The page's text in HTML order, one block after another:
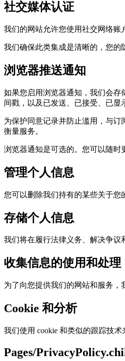
社交媒体认证
我们的网站允许您使用社交网络账
我们确保此类集成是清晰的，您的
浏览器推送通知
如果您启用浏览器通知，我们会
间戳，以及已发送、已接受、已显
为保护同意记录并防止滥用，与
衡量服务。
浏览器通知是可选的。您可以随时
管理个人信息
您可以删除我们持有的某些关于您
存储个人信息
我们将在履行法律义务、解决争议
收集信息的使用和处理
为了向您提供我们的网站和服务，
Cookie 和分析
我们使用 cookie 和类似的跟踪技
Pages/